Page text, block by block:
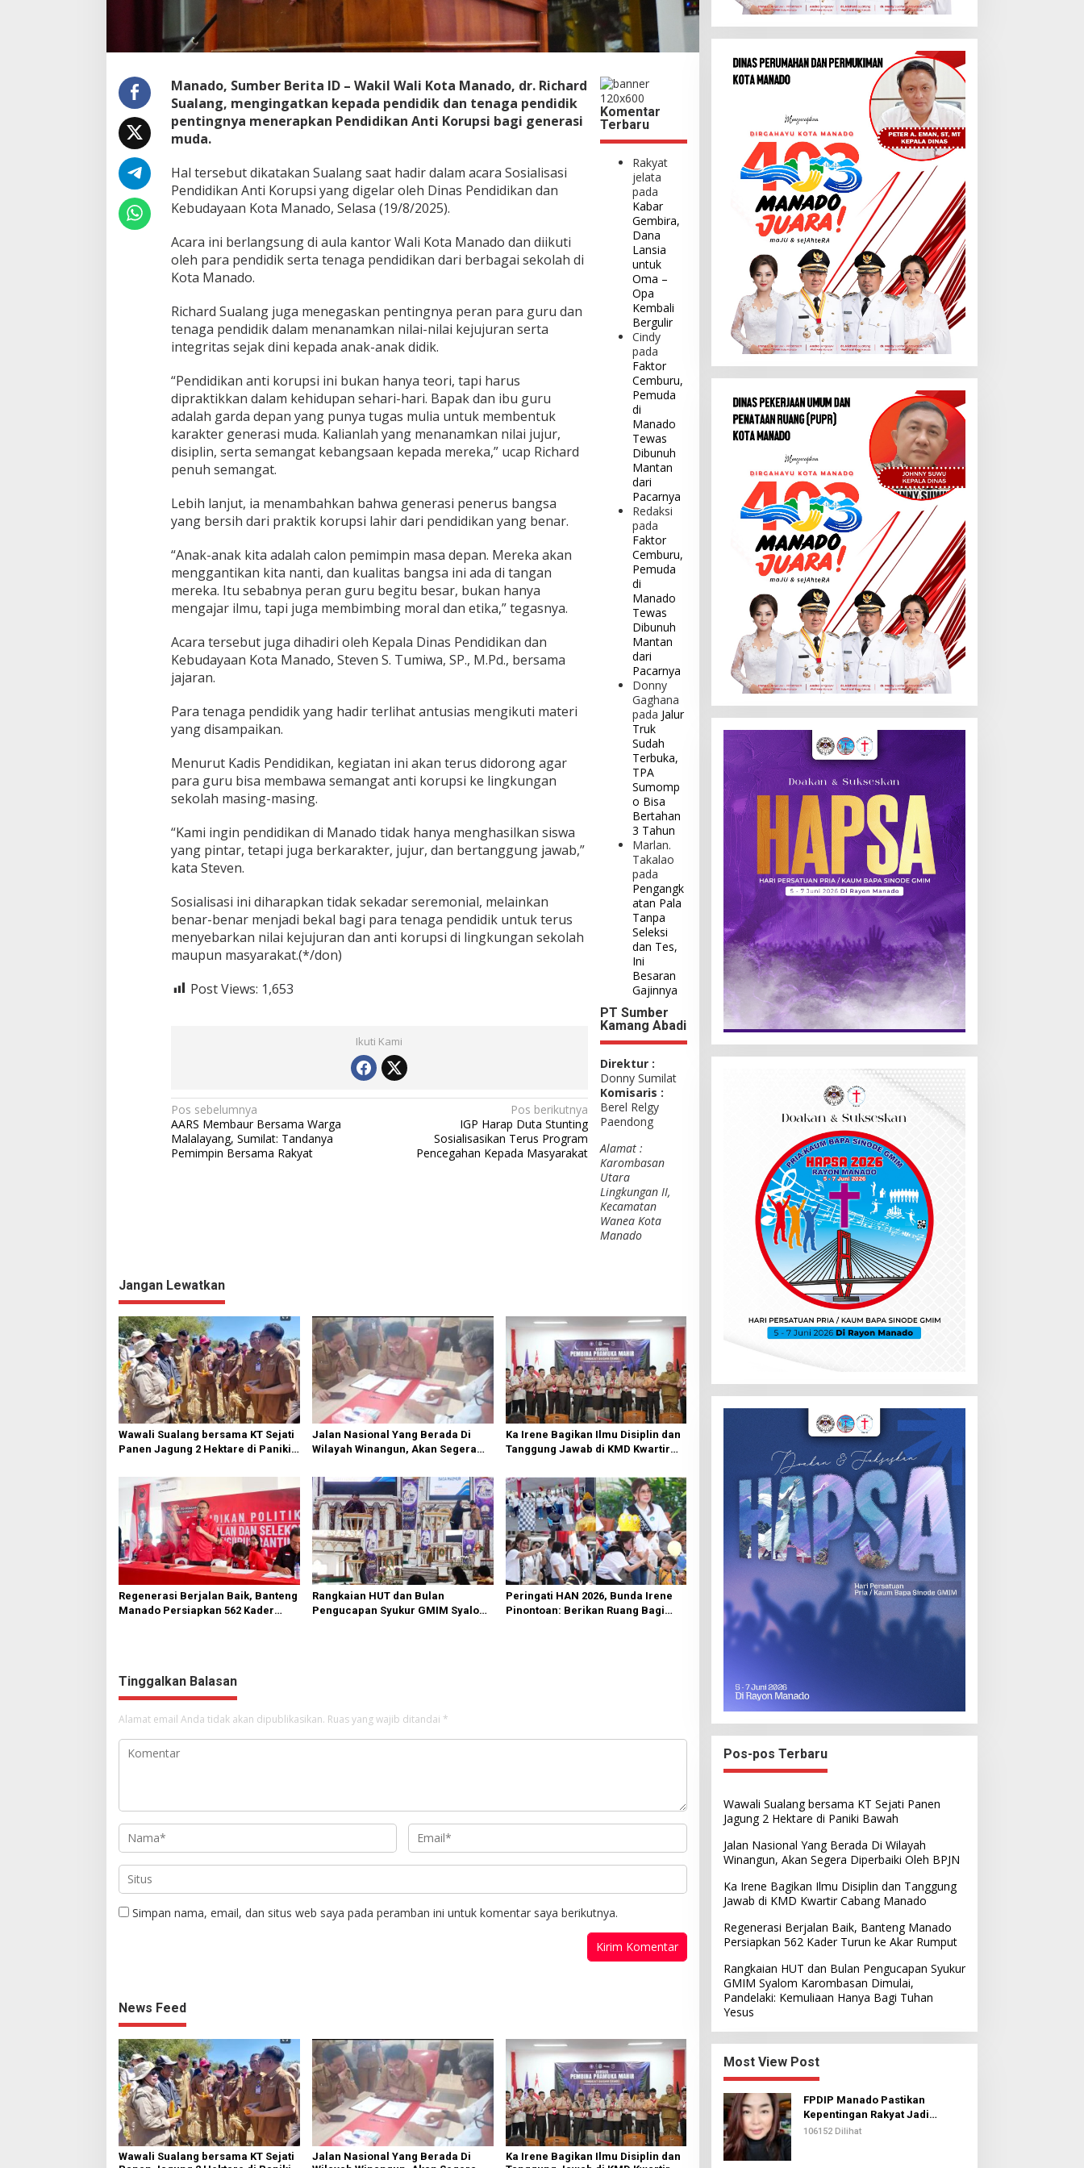
d
d
i
a
n
t
K
r
u
p
U
n
t
k
G
e
n
e
r
s
M
u
a
Manado, Sumber Berita ID – Wakil Wali Kota Manado, dr. Richard
Sualang, mengingatkan kepada pendidik dan tenaga pendidik
pentingnya menerapkan Pendidikan Anti Korupsi bagi generasi
muda.
Hal tersebut dikatakan Sualang saat hadir dalam acara Sosialisasi
Pendidikan Anti Korupsi yang digelar oleh Dinas Pendidikan dan
Kebudayaan Kota Manado, Selasa (19/8/2025).
Acara ini berlangsung di aula kantor Wali Kota Manado dan diikuti
oleh para pendidik serta tenaga pendidikan dari berbagai sekolah di
Kota Manado.
Richard Sualang juga menegaskan pentingnya peran para guru dan
tenaga pendidik dalam menanamkan nilai-nilai kejujuran serta
integritas sejak dini kepada anak-anak didik.
“Pendidikan anti korupsi ini bukan hanya teori, tapi harus
dipraktikkan dalam kehidupan sehari-hari. Bapak dan ibu guru
adalah garda depan yang punya tugas mulia untuk membentuk
karakter generasi muda. Kalianlah yang menanamkan nilai jujur,
disiplin, serta semangat kebangsaan kepada mereka,” ucap Richard
penuh semangat.
Lebih lanjut, ia menambahkan bahwa generasi penerus bangsa
yang bersih dari praktik korupsi lahir dari pendidikan yang benar.
“Anak-anak kita adalah calon pemimpin masa depan. Mereka akan
menggantikan kita nanti, dan kualitas bangsa ini ada di tangan
mereka. Itu sebabnya peran guru begitu besar, bukan hanya
mengajar ilmu, tapi juga membimbing moral dan etika,” tegasnya.
Acara tersebut juga dihadiri oleh Kepala Dinas Pendidikan dan
Kebudayaan Kota Manado, Steven S. Tumiwa, SP., M.Pd., bersama
jajaran.
Para tenaga pendidik yang hadir terlihat antusias mengikuti materi
yang disampaikan.
Menurut Kadis Pendidikan, kegiatan ini akan terus didorong agar
para guru bisa membawa semangat anti korupsi ke lingkungan
sekolah masing-masing.
“Kami ingin pendidikan di Manado tidak hanya menghasilkan siswa
yang pintar, tetapi juga berkarakter, jujur, dan bertanggung jawab,”
kata Steven.
Sosialisasi ini diharapkan tidak sekadar seremonial, melainkan
benar-benar menjadi bekal bagi para tenaga pendidik untuk terus
menyebarkan nilai kejujuran dan anti korupsi di lingkungan sekolah
maupun masyarakat.(*/don)
Post Views: 1,653
Ikuti Kami
N
a
v
p
o
s
Pos sebelumnya
AARS Membaur Bersama Warga
Malalayang, Sumilat: Tandanya
Pemimpin Bersama Rakyat
Pos berikutnya
IGP Harap Duta Stunting
Sosialisasikan Terus Program
Pencegahan Kepada Masyarakat
Komentar
Terbaru
Rakyat
jelata
pada
Kabar
Gembira,
Dana
Lansia
untuk
Oma –
Opa
Kembali
Bergulir
Cindy
pada
Faktor
Cemburu,
Pemuda
di
Manado
Tewas
Dibunuh
Mantan
dari
Pacarnya
Redaksi
pada
Faktor
Cemburu,
Pemuda
di
Manado
Tewas
Dibunuh
Mantan
dari
Pacarnya
Donny
Gaghana
pada Jalur
Truk
Sudah
Terbuka,
TPA
Sumomp
o Bisa
Bertahan
3 Tahun
Marlan.
Takalao
pada
Pengangk
atan Pala
Tanpa
Seleksi
dan Tes,
Ini
Besaran
Gajinnya
PT Sumber
Kamang Abadi
Direktur :
Donny Sumilat
Komisaris :
Berel Relgy
Paendong
Alamat :
Karombasan
Utara
Lingkungan II,
Kecamatan
Wanea Kota
Manado
Jangan Lewatkan
Wawali Sualang bersama KT Sejati
Panen Jagung 2 Hektare di Paniki
Jalan Nasional Yang Berada Di
Wilayah Winangun, Akan Segera
Ka Irene Bagikan Ilmu Disiplin dan
Tanggung Jawab di KMD Kwartir
Regenerasi Berjalan Baik, Banteng
Manado Persiapkan 562 Kader
Rangkaian HUT dan Bulan
Pengucapan Syukur GMIM Syalom
Peringati HAN 2026, Bunda Irene
Pinontoan: Berikan Ruang Bagi
Tinggalkan Balasan
Alamat email Anda tidak akan dipublikasikan. Ruas yang wajib ditandai *
Simpan nama, email, dan situs web saya pada peramban ini untuk komentar saya berikutnya.
News Feed
Wawali Sualang bersama KT Sejati
Jalan Nasional Yang Berada Di
Ka Irene Bagikan Ilmu Disiplin dan
Pos-pos Terbaru
Wawali Sualang bersama KT Sejati Panen
Jagung 2 Hektare di Paniki Bawah
Jalan Nasional Yang Berada Di Wilayah
Winangun, Akan Segera Diperbaiki Oleh BPJN
Ka Irene Bagikan Ilmu Disiplin dan Tanggung
Jawab di KMD Kwartir Cabang Manado
Regenerasi Berjalan Baik, Banteng Manado
Persiapkan 562 Kader Turun ke Akar Rumput
Rangkaian HUT dan Bulan Pengucapan Syukur
GMIM Syalom Karombasan Dimulai,
Pandelaki: Kemuliaan Hanya Bagi Tuhan
Yesus
Most View Post
FPDIP Manado Pastikan
Kepentingan Rakyat Jadi
Prioritas Dalam Perjuangan
106152 Dilihat